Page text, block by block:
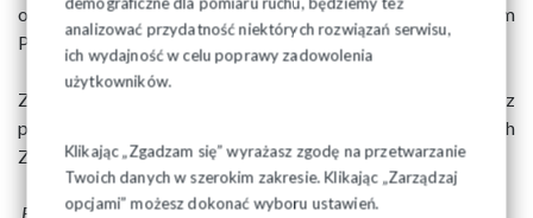
analizować przydatność niektórych rozwiązań serwisu,
ich wydajność w celu poprawy zadowolenia
użytkowników.
Klikając „Zgadzam się” wyrażasz zgodę na przetwarzanie
Twoich danych w szerokim zakresie. Klikając „Zarządzaj
opcjami” możesz dokonać wyboru ustawień.
organizację wielu uroczystości związanych z uczczeniem
Patrona Solidarności.
Zarząd Regionu przyjął budżet na I półrocze 2024 roku oraz
podjął inne szczegółowe decyzje sprawach organizacyjnych
Związku w Regionie.
Eugeniusz Formejster